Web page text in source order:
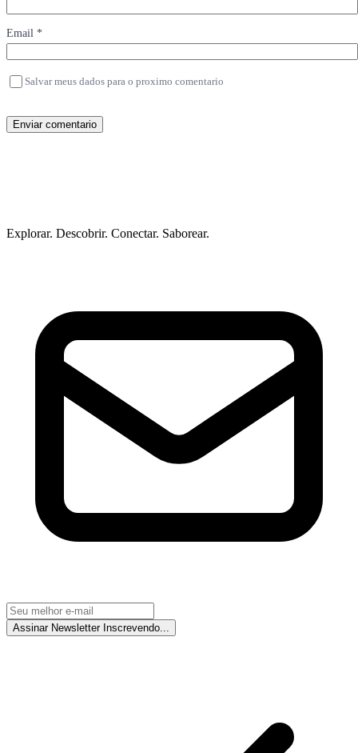
Email *
Salvar meus dados para o proximo comentario
Enviar comentario
Explorar. Descobrir. Conectar. Saborear.
Assinar Newsletter Inscrevendo...